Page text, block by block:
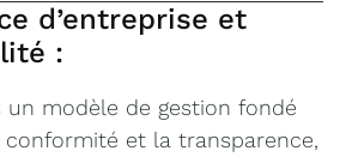
d’entreprise et
:
un modèle de gestion fondé
conformité et la transparence,